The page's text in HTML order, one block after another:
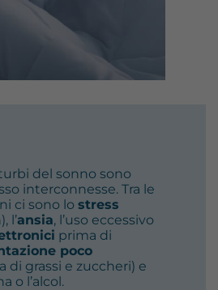
del sonno sono
interconnesse. Tra le
ci sono lo stress
l’ansia, l’uso eccessivo
prima di
poco
di grassi e zuccheri) e
o l’alcol.